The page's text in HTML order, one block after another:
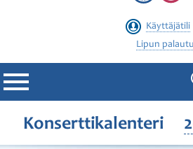
Käyttäjätili
Lipun
Filharmonia
Konserttikalenteri